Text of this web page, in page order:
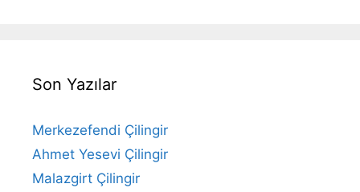
Son Yazılar
Merkezefendi Çilingir
Ahmet Yesevi Çilingir
Malazgirt Çilingir